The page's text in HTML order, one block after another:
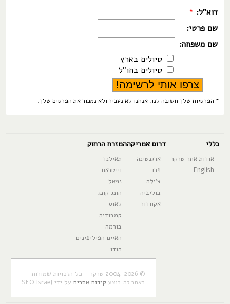
דוא"ל: *
שם פרטי:
שם משפחה:
טיולים בארץ
טיולים בחו"ל
* הפרטיות שלך חשובה לנו. אנחנו לא נעביר ולא נמכור את הפרטים שלך.
כללי
אודות אתר טרקר
English
דרום אמריקה
ארגנטינה
פרו
צ'ילה
בוליביה
אקוודור
המזרח הרחוק
תאילנד
וייטנאם
נפאל
הונג קונג
לאוס
קמבודיה
בורמה
האיים הפיליפינים
הודו
© 2004-2026 טרקר - כל הזכויות שמורות
באתר זה בוצע קידום אתריםעל ידי SEO Israel